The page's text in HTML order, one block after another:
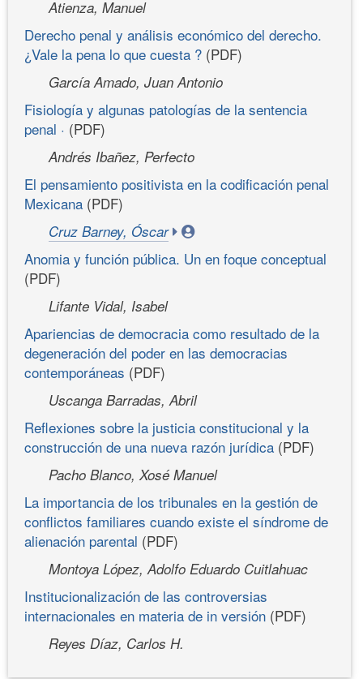
Atienza, Manuel
Derecho penal y análisis económico del derecho.
¿Vale la pena lo que cuesta ? (PDF)
García Amado, Juan Antonio
Fisiología y algunas patologías de la sentencia
penal · (PDF)
Andrés Ibañez, Perfecto
El pensamiento positivista en la codificación penal
Mexicana (PDF)
Cruz Barney, Óscar
Anomia y función pública. Un en foque conceptual
(PDF)
Lifante Vidal, Isabel
Apariencias de democracia como resultado de la
degeneración del poder en las democracias
contemporáneas (PDF)
Uscanga Barradas, Abril
Reflexiones sobre la justicia constitucional y la
construcción de una nueva razón jurídica (PDF)
Pacho Blanco, Xosé Manuel
La importancia de los tribunales en la gestión de
conflictos familiares cuando existe el síndrome de
alienación parental (PDF)
Montoya López, Adolfo Eduardo Cuitlahuac
Institucionalización de las controversias
internacionales en materia de in versión (PDF)
Reyes Díaz, Carlos H.